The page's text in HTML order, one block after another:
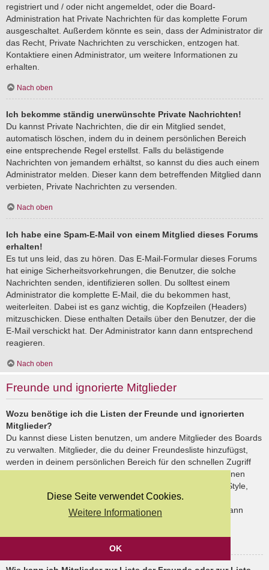
Diese Seite verwendet Cookies.
Weitere Informationen
OK
registriert und / oder nicht angemeldet, oder die Board-
Administration hat Private Nachrichten für das komplette Forum
ausgeschaltet. Außerdem könnte es sein, dass der Administrator dir
das Recht, Private Nachrichten zu verschicken, entzogen hat.
Kontaktiere einen Administrator, um weitere Informationen zu
erhalten.
Nach oben
Ich bekomme ständig unerwünschte Private Nachrichten!
Du kannst Private Nachrichten, die dir ein Mitglied sendet,
automatisch löschen, indem du in deinem persönlichen Bereich
eine entsprechende Regel erstellst. Falls du belästigende
Nachrichten von jemandem erhältst, so kannst du dies auch einem
Administrator melden. Dieser kann dem betreffenden Mitglied dann
verbieten, Private Nachrichten zu versenden.
Nach oben
Ich habe eine Spam-E-Mail von einem Mitglied dieses Forums
erhalten!
Es tut uns leid, das zu hören. Das E-Mail-Formular dieses Forums
hat einige Sicherheitsvorkehrungen, die Benutzer, die solche
Nachrichten senden, identifizieren sollen. Du solltest einem
Administrator die komplette E-Mail, die du bekommen hast,
weiterleiten. Dabei ist es ganz wichtig, die Kopfzeilen (Headers)
mitzuschicken. Diese enthalten Details über den Benutzer, der die
E-Mail verschickt hat. Der Administrator kann dann entsprechend
reagieren.
Nach oben
Freunde und ignorierte Mitglieder
Wozu benötige ich die Listen der Freunde und ignorierten
Mitglieder?
Du kannst diese Listen benutzen, um andere Mitglieder des Boards
zu verwalten. Mitglieder, die du deiner Freundesliste hinzufügst,
werden in deinem persönlichen Bereich für den schnellen Zugriff
aufgelistet. Du siehst dort deren Onlinestatus und kannst ihnen
schnell eine Private Nachricht senden. Abhängig von dem Style,
den du verwendest, können Beiträge deiner Freunde auch
hervorgehoben sein. Wenn du einen Benutzer ignorierst, dann